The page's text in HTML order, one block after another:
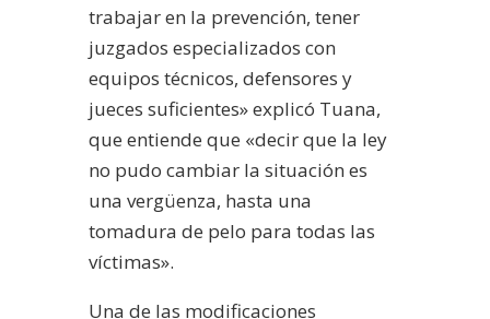
trabajar en la prevención, tener
juzgados especializados con
equipos técnicos, defensores y
jueces suficientes» explicó Tuana,
que entiende que «decir que la ley
no pudo cambiar la situación es
una vergüenza, hasta una
tomadura de pelo para todas las
víctimas».
Una de las modificaciones